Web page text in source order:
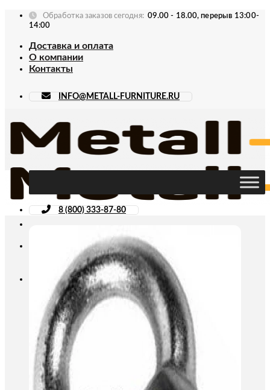
Skip
Обработка заказов сегодня: 09.00 - 18.00, перерыв 13:00-
14:00
Доставка и оплата
О компании
Контакты
INFO@METALL-FURNITURE.RU
8 (800) 333-87-80